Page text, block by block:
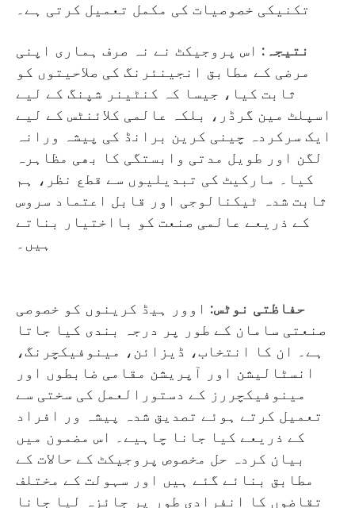
تکنیکی خصوصیات کی مکمل تعمیل کرتی ہے۔
نتیجہ: اس پروجیکٹ نے نہ صرف ہماری اپنی
مرضی کے مطابق انجینئرنگ کی صلاحیتوں کو
ثابت کیا، جیسا کہ کنٹینر شپنگ کے لیے
اسپلٹ مین گرڈر، بلکہ عالمی کلائنٹس کے لیے
ایک سرکردہ چینی کرین برانڈ کی پیشہ ورانہ
لگن اور طویل مدتی وابستگی کا بھی مظاہرہ
کیا۔ مارکیٹ کی تبدیلیوں سے قطع نظر، ہم
ثابت شدہ ٹیکنالوجی اور قابل اعتماد سروس
کے ذریعے عالمی صنعت کو بااختیار بناتے
ہیں۔
حفاظتی نوٹس: اوور ہیڈ کرینوں کو خصوصی
صنعتی سامان کے طور پر درجہ بندی کیا جاتا
ہے۔ ان کا انتخاب، ڈیزائن، مینوفیکچرنگ،
انسٹالیشن اور آپریشن مقامی ضابطوں اور
مینوفیکچررز کے دستورالعمل کی سختی سے
تعمیل کرتے ہوئے تصدیق شدہ پیشہ ور افراد
کے ذریعے کیا جانا چاہیے۔ اس مضمون میں
بیان کردہ حل مخصوص پروجیکٹ کے حالات کے
مطابق بنائے گئے ہیں اور سہولت کے مختلف
تقاضوں کا انفرادی طور پر جائزہ لیا جانا